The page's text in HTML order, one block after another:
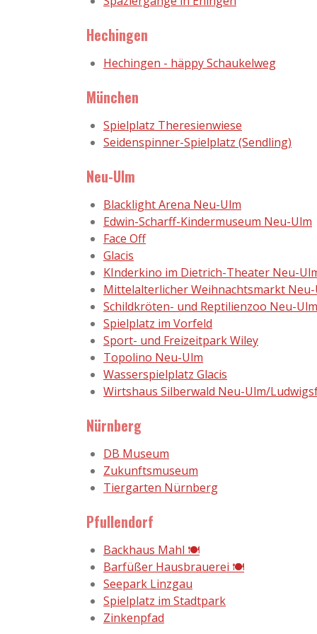
Hechingen
Hechingen - häppy Schaukelweg
München
Spielplatz Theresienwiese
Seidenspinner-Spielplatz (Sendling)
Neu-Ulm
Blacklight Arena Neu-Ulm
Edwin-Scharff-Kindermuseum Neu-Ulm
Face Off
Glacis
KInderkino im Dietrich-Theater Neu-
Mittelalterlicher Weihnachtsmarkt Neu-
Schildkröten- und Reptilienzoo Neu-Ulm
Spielplatz im Vorfeld
Sport- und Freizeitpark Wiley
Topolino Neu-Ulm
Wasserspielplatz Glacis
Wirtshaus Silberwald Neu-Ulm/
Nürnberg
DB Museum
Zukunftsmuseum
Tiergarten Nürnberg
Pfullendorf
Backhaus Mahl 🍽
Barfüßer Hausbrauerei 🍽
Seepark Linzgau
Spielplatz im Stadtpark
Zinkenpfad